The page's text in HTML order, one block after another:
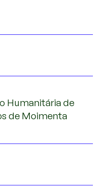
Humanitária de
de Moimenta